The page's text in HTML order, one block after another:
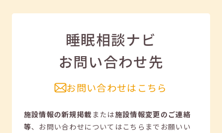
睡眠相談ナビ
お問い合わせ先
お問い合わせはこちら
施設情報の新規掲載または施設情報変更のご連絡
等、 お問い合わせについてはこちらまでお願いい